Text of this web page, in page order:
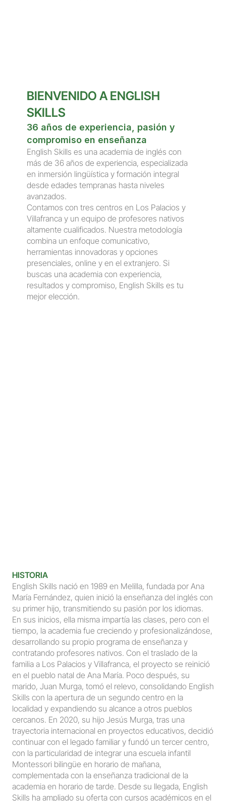
BIENVENIDO A ENGLISH
SKILLS
36 años de experiencia, pasión y
compromiso en enseñanza
English Skills es una academia de inglés con
más de 36 años de experiencia, especializada
en inmersión lingüística y formación integral
desde edades tempranas hasta niveles
avanzados.
Contamos con tres centros en Los Palacios y
Villafranca y un equipo de profesores nativos
altamente cualificados. Nuestra metodología
combina un enfoque comunicativo,
herramientas innovadoras y opciones
presenciales, online y en el extranjero. Si
buscas una academia con experiencia,
resultados y compromiso, English Skills es tu
mejor elección.
HISTORIA
English Skills nació en 1989 en Melilla, fundada por Ana
María Fernández, quien inició la enseñanza del inglés con
su primer hijo, transmitiendo su pasión por los idiomas.
En sus inicios, ella misma impartía las clases, pero con el
tiempo, la academia fue creciendo y profesionalizándose,
desarrollando su propio programa de enseñanza y
contratando profesores nativos. Con el traslado de la
familia a Los Palacios y Villafranca, el proyecto se reinició
en el pueblo natal de Ana María. Poco después, su
marido, Juan Murga, tomó el relevo, consolidando English
Skills con la apertura de un segundo centro en la
localidad y expandiendo su alcance a otros pueblos
cercanos. En 2020, su hijo Jesús Murga, tras una
trayectoria internacional en proyectos educativos, decidió
continuar con el legado familiar y fundó un tercer centro,
con la particularidad de integrar una escuela infantil
Montessori bilingüe en horario de mañana,
complementada con la enseñanza tradicional de la
academia en horario de tarde. Desde su llegada, English
Skills ha ampliado su oferta con cursos académicos en el